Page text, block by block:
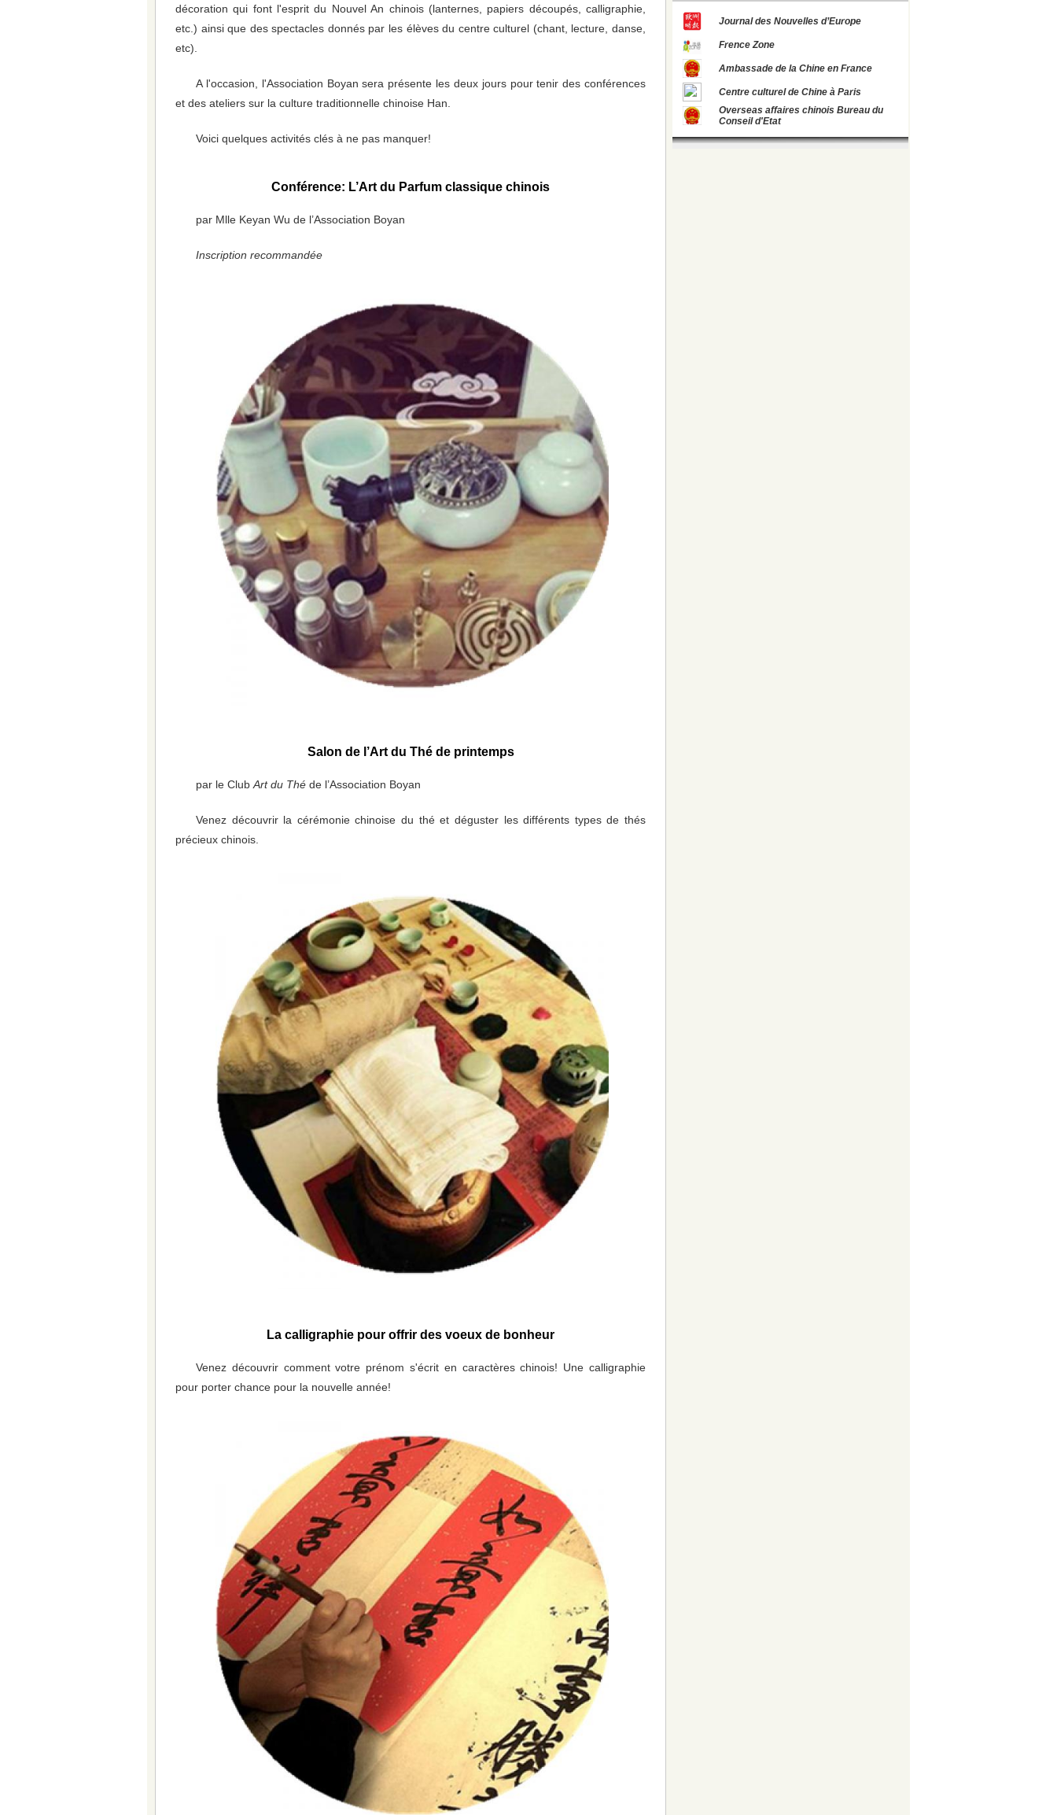
décoration qui font l'esprit du Nouvel An chinois (lanternes, papiers découpés, calligraphie,
etc.) ainsi que des spectacles donnés par les élèves du centre culturel (chant, lecture, danse,
etc).
A l'occasion, l'Association Boyan sera présente les deux jours pour tenir des conférences
et des ateliers sur la culture traditionnelle chinoise Han.
Voici quelques activités clés à ne pas manquer!
Conférence: L’Art du Parfum classique chinois
par Mlle Keyan Wu de l’Association Boyan
Inscription recommandée
Salon de l’Art du Thé de printemps
par le ClubArt du Thé de l’Association Boyan
Venez découvrir la cérémonie chinoise du thé et déguster les différents types de thés
précieux chinois.
La calligraphie pour offrir des voeux de bonheur
Venez découvrir comment votre prénom s'écrit en caractères chinois! Une calligraphie
pour porter chance pour la nouvelle année!
Journal des Nouvelles d’Europe
Frence Zone
Ambassade de la Chine en France
Centre culturel de Chine à Paris
Overseas affaires chinois Bureau du
Conseil d'Etat